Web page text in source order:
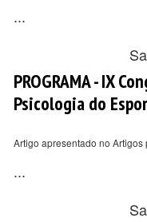
...
PROGRAMA - IX
Psicologia do
Artigo apresentado no
...